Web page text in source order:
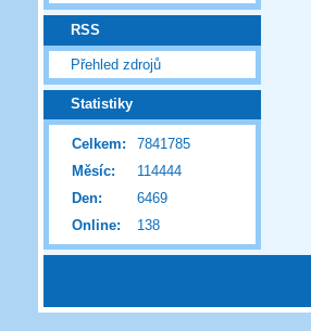
RSS
Přehled zdrojů
Statistiky
Online: 138
Celkem:
7841785
Měsíc:
114444
Den:
6469